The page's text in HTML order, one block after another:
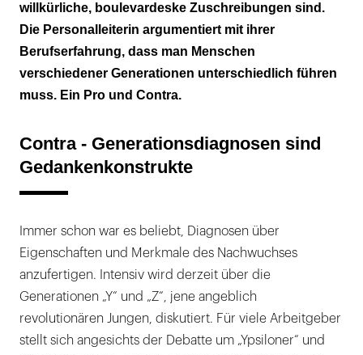
willkürliche, boulevardeske Zuschreibungen sind.
Die Personalleiterin argumentiert mit ihrer
Berufserfahrung, dass man Menschen
verschiedener Generationen unterschiedlich führen
muss. Ein Pro und Contra.
Contra - Generationsdiagnosen sind
Gedankenkonstrukte
Immer schon war es beliebt, Diagnosen über
Eigenschaften und Merkmale des Nachwuchses
anzufertigen. Intensiv wird derzeit über die
Generationen „Y“ und „Z“, jene angeblich
revolutionären Jungen, diskutiert. Für viele Arbeitgeber
stellt sich angesichts der Debatte um „Ypsiloner“ und